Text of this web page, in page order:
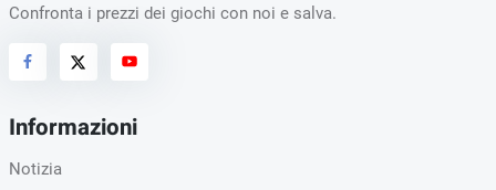
Confronta i prezzi dei giochi con noi e salva.
Informazioni
Notizia